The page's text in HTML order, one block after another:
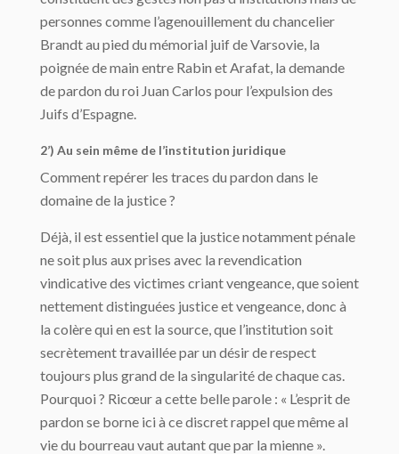
personnes comme l’agenouillement du chancelier
Brandt au pied du mémorial juif de Varsovie, la
poignée de main entre Rabin et Arafat, la demande
de pardon du roi Juan Carlos pour l’expulsion des
Juifs d’Espagne.
2’) Au sein même de l’institution juridique
Comment repérer les traces du pardon dans le
domaine de la justice ?
Déjà, il est essentiel que la justice notamment pénale
ne soit plus aux prises avec la revendication
vindicative des victimes criant vengeance, que soient
nettement distinguées justice et vengeance, donc à
la colère qui en est la source, que l’institution soit
secrètement travaillée par un désir de respect
toujours plus grand de la singularité de chaque cas.
Pourquoi ? Ricœur a cette belle parole : « L’esprit de
pardon se borne ici à ce discret rappel que même al
vie du bourreau vaut autant que par la mienne ».